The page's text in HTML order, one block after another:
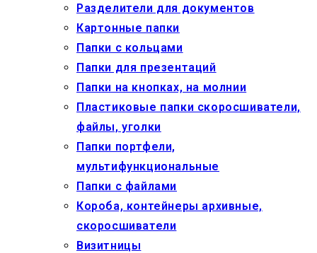
Разделители для документов
Картонные папки
Папки с кольцами
Папки для презентаций
Папки на кнопках, на молнии
Пластиковые папки скоросшиватели,
файлы, уголки
Папки портфели,
мультифункциональные
Папки с файлами
Короба, контейнеры архивные,
скоросшиватели
Визитницы